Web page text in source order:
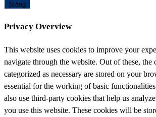
Stäng
Privacy Overview
This website uses cookies to improve your
navigate through the website. Out of these, the
categorized as necessary are stored on your
essential for the working of basic
also use third-party cookies that help us
you use this website. These cookies will be